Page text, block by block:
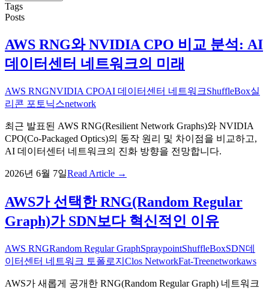
Tags
Posts
AWS RNG와 NVIDIA CPO 비교 분석: AI
데이터센터 네트워크의 미래
AWS RNGNVIDIA CPOAI 데이터센터 네트워크ShuffleBox실
리콘 포토닉스network
최근 발표된 AWS RNG(Resilient Network Graphs)와 NVIDIA
CPO(Co-Packaged Optics)의 동작 원리 및 차이점을 비교하고,
AI 데이터센터 네트워크의 진화 방향을 전망합니다.
2026년 6월 7일Read Article →
AWS가 선택한 RNG(Random Regular
Graph)가 SDN보다 혁신적인 이유
AWS RNGRandom Regular GraphSpraypointShuffleBoxSDN데
이터센터 네트워크 토폴로지 Clos NetworkFat-Treenetworkaws
AWS가 새롭게 공개한 RNG(Random Regular Graph) 네트워크